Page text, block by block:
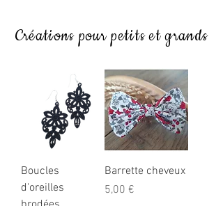
Créations pour petits et grands
Boucles
d'oreilles
Barrette cheveux
Prix
5,00 €